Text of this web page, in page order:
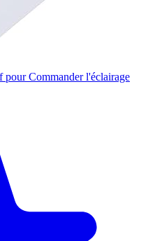
Commander l'éclairage